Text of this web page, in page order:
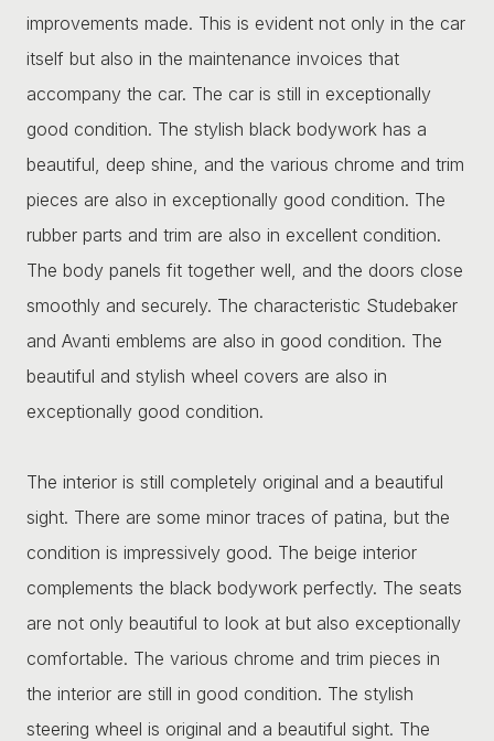
improvements made. This is evident not only in the car
itself but also in the maintenance invoices that
accompany the car. The car is still in exceptionally
good condition. The stylish black bodywork has a
beautiful, deep shine, and the various chrome and trim
pieces are also in exceptionally good condition. The
rubber parts and trim are also in excellent condition.
The body panels fit together well, and the doors close
smoothly and securely. The characteristic Studebaker
and Avanti emblems are also in good condition. The
beautiful and stylish wheel covers are also in
exceptionally good condition.
The interior is still completely original and a beautiful
sight. There are some minor traces of patina, but the
condition is impressively good. The beige interior
complements the black bodywork perfectly. The seats
are not only beautiful to look at but also exceptionally
comfortable. The various chrome and trim pieces in
the interior are still in good condition. The stylish
steering wheel is original and a beautiful sight. The